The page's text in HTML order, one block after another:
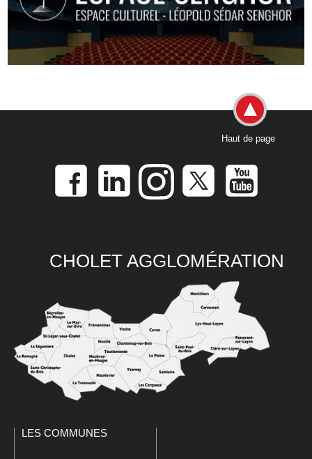
Haut de page
CHOLET AGGLOMÉRATION
LES COMMUNES